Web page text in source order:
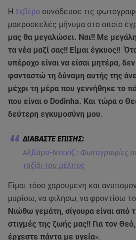
Η Σεβέρο συνόδευσε τις
μακροσκελές μήνυμα στο οποίο
μας θα μεγαλώσει. Ναι!! Με
τα νέα μαζί σας!! Είμαι έγκυος!!
υπέροχο είναι να είσαι μητέρα,
φανταστώ τη δύναμη αυτής της
μέχρι τη μέρα που γεννήθηκε το
που είναι o Dodinha. Και τώρα ο
δεύτερη εγκυμοσύνη μου.
Αλβάρο-Ντενίζ : Φωτογραφίες
ταξίδι του μέλιτος
Είμαι τόσο χαρούμενη και
μυρίσω, να φιλήσω, να φροντίσω
Νιώθω γεμάτη, σίγουρα είναι από
στιγμές της ζωής μας!! Για τον
έρχεστε πάντα με υγεία».